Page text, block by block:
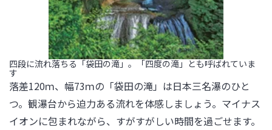
四段に流れ落ちる「袋田の滝」。「四度の滝」とも呼ばれていま
す
落差120ｍ、幅73ｍの「袋田の滝」は日本三名瀑のひと
つ。観瀑台から迫力ある流れを体感しましょう。マイナス
イオンに包まれながら、すがすがしい時間を過ごせます。